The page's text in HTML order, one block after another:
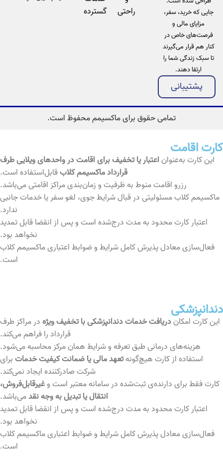
جایی که خرید، سفر،
مزایای مالی و
فرصت‌های خاص در
کنار هم قرار می‌گیرند
تا سبک زندگی شما را
ارتقا دهند.
پشتیبانی
راحتی
گسترده
تمامی حقوق برای ماکسیمم محفوظ است.
کارت اقامت
این کارت به‌عنواناعتبار یا تخفیف برای اقامت در واحدهای ویلایی طرف
قرارداد ماکسیمم کلابقابل‌استفاده است.
رزرو اقامت منوط به ظرفیت و زمان‌بندی مراکز اقامتی می‌باشد.
ماکسیمم کلاب مسئولیتی در قبال شرایط جوی، لغو سفر یا خدمات جانبی
ندارد.
اعتبار کارت محدود به مدت درج‌شده است و پس از انقضا قابل تمدید
نخواهد بود.
فعال‌سازی معادل پذیرش کامل شرایط و ضوابط اعتباری ماکسیمم کلاب
است.
دندانپزشکی
این کارت امکاندریافت خدمات دندانپزشکی با تخفیف ویژه در مراکز طرف
قرارداد را فراهم می‌کند.
هزینه‌های درمانی طبق تعرفه و شرایط همان مرکز محاسبه می‌شود.
استفاده از کارت هیچ‌گونهتعهد مالی یا ضمانت کیفیت خدماتبرای
شرکت صادرکننده ایجاد نمی‌کند.
کارت فقط برای دارنده‌ی ثبت‌شده در سامانه معتبر است وغیرقابل‌فروش،
انتقال یا تبدیل به وجه نقدمی‌باشد.
اعتبار کارت محدود به مدت درج‌شده است و پس از انقضا قابل تمدید
نخواهد بود.
فعال‌سازی معادل پذیرش کامل شرایط و ضوابط اعتباری ماکسیمم کلاب
است.